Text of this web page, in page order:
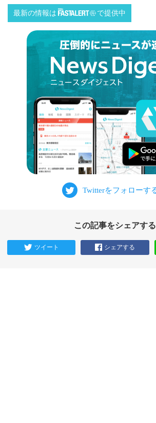
最新の情報は で提供中
この記事をシェアする
ツイート シェアする